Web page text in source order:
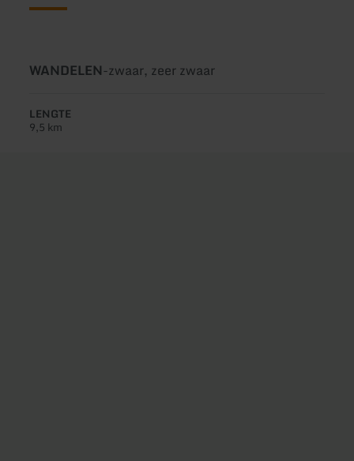
Soort
WANDELEN-Moeilijkheidsgraad:
zwaar, zeer zwaar
LENGTE
9,5 km